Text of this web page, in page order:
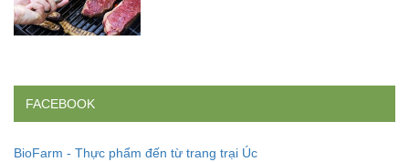
FACEBOOK
BioFarm - Thực phẩm đến từ trang trại Úc